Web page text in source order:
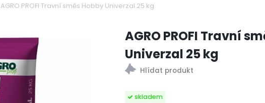
AGRO PROFI Travní směs Hobby Univerzal 25 kg
AGRO PROFI Travní
Univerzal 25 kg
skladem